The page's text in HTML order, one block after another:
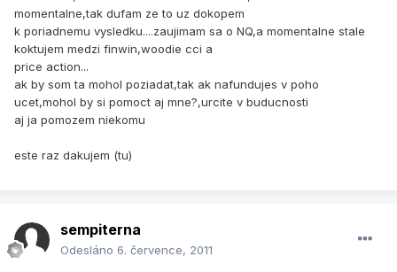
momentalne,tak dufam ze to uz dokopem
k poriadnemu vysledku....zaujimam sa o NQ,a momentalne stale
koktujem medzi finwin,woodie cci a
price action...
ak by som ta mohol poziadat,tak ak nafundujes v poho
ucet,mohol by si pomoct aj mne?,urcite v buducnosti
aj ja pomozem niekomu
este raz dakujem (tu)
sempiterna
Odesláno 6. července, 2011